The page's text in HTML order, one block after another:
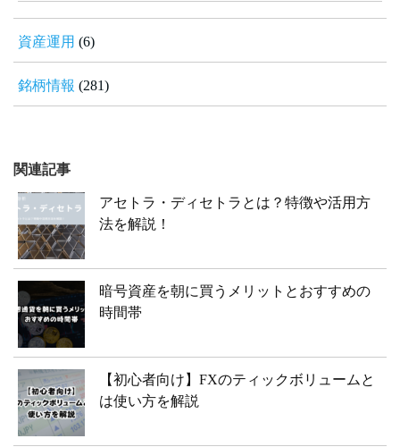
資産運用 (6)
銘柄情報 (281)
関連記事
アセトラ・ディセトラとは？特徴や活用方
法を解説！
暗号資産を朝に買うメリットとおすすめの
時間帯
【初心者向け】FXのティックボリュームと
は使い方を解説